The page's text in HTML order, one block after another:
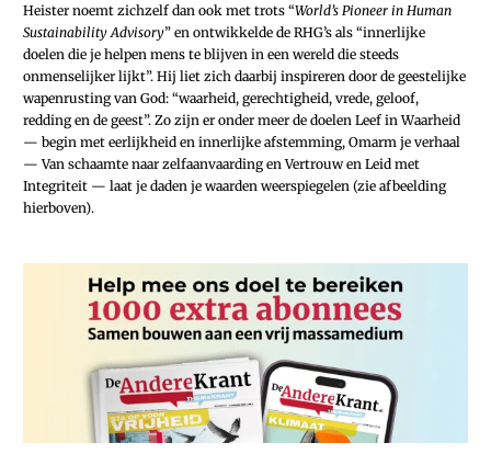
Heister noemt zichzelf dan ook met trots “World’s Pioneer in Human
Sustainability Advisory” en ontwikkelde de RHG’s als “innerlijke
doelen die je helpen mens te blijven in een wereld die steeds
onmenselijker lijkt”. Hij liet zich daarbij inspireren door de geestelijke
wapenrusting van God: “waarheid, gerechtigheid, vrede, geloof,
redding en de geest”. Zo zijn er onder meer de doelen Leef in Waarheid
— begin met eerlijkheid en innerlijke afstemming, Omarm je verhaal
— Van schaamte naar zelfaanvaarding en Vertrouw en Leid met
Integriteit — laat je daden je waarden weerspiegelen (zie afbeelding
hierboven).